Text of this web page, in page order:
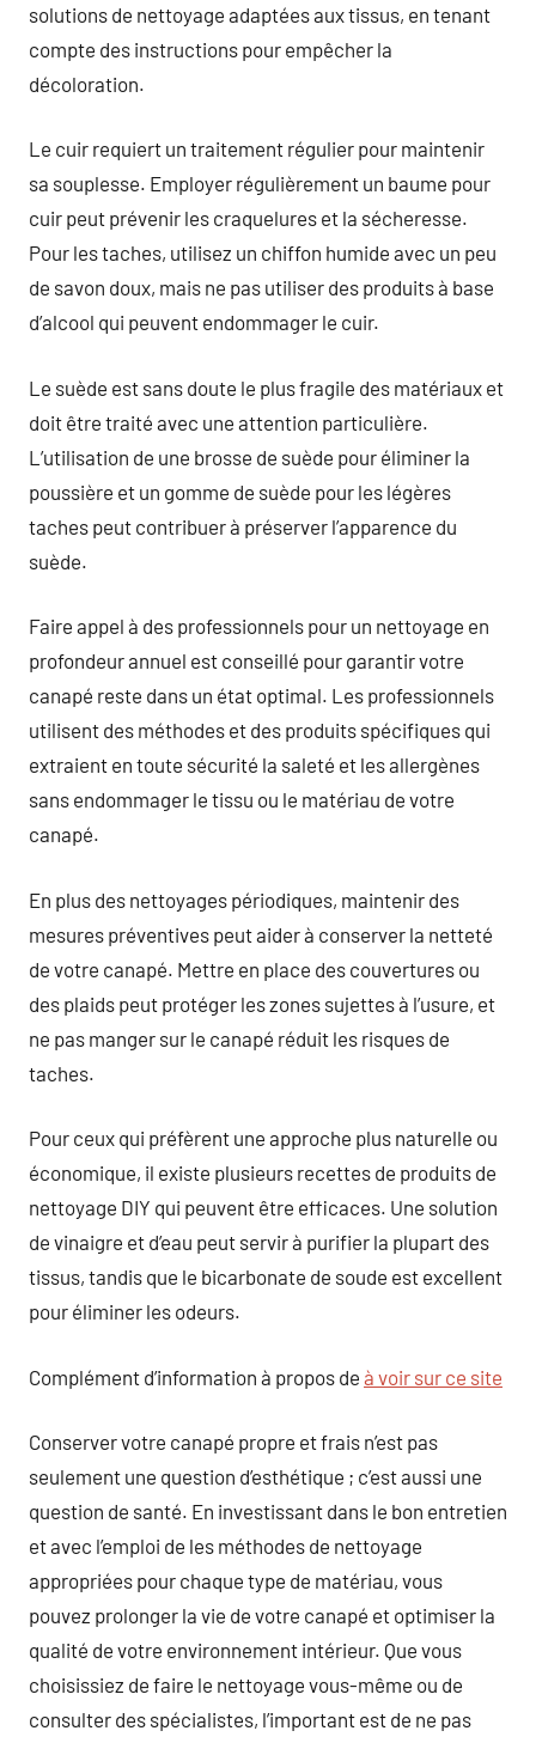
solutions de nettoyage adaptées aux tissus, en tenant
compte des instructions pour empêcher la
décoloration.
Le cuir requiert un traitement régulier pour maintenir
sa souplesse. Employer régulièrement un baume pour
cuir peut prévenir les craquelures et la sécheresse.
Pour les taches, utilisez un chiffon humide avec un peu
de savon doux, mais ne pas utiliser des produits à base
d’alcool qui peuvent endommager le cuir.
Le suède est sans doute le plus fragile des matériaux et
doit être traité avec une attention particulière.
L’utilisation de une brosse de suède pour éliminer la
poussière et un gomme de suède pour les légères
taches peut contribuer à préserver l’apparence du
suède.
Faire appel à des professionnels pour un nettoyage en
profondeur annuel est conseillé pour garantir votre
canapé reste dans un état optimal. Les professionnels
utilisent des méthodes et des produits spécifiques qui
extraient en toute sécurité la saleté et les allergènes
sans endommager le tissu ou le matériau de votre
canapé.
En plus des nettoyages périodiques, maintenir des
mesures préventives peut aider à conserver la netteté
de votre canapé. Mettre en place des couvertures ou
des plaids peut protéger les zones sujettes à l’usure, et
ne pas manger sur le canapé réduit les risques de
taches.
Pour ceux qui préfèrent une approche plus naturelle ou
économique, il existe plusieurs recettes de produits de
nettoyage DIY qui peuvent être efficaces. Une solution
de vinaigre et d’eau peut servir à purifier la plupart des
tissus, tandis que le bicarbonate de soude est excellent
pour éliminer les odeurs.
Complément d’information à propos de à voir sur ce site
Conserver votre canapé propre et frais n’est pas
seulement une question d’esthétique ; c’est aussi une
question de santé. En investissant dans le bon entretien
et avec l’emploi de les méthodes de nettoyage
appropriées pour chaque type de matériau, vous
pouvez prolonger la vie de votre canapé et optimiser la
qualité de votre environnement intérieur. Que vous
choisissiez de faire le nettoyage vous-même ou de
consulter des spécialistes, l’important est de ne pas